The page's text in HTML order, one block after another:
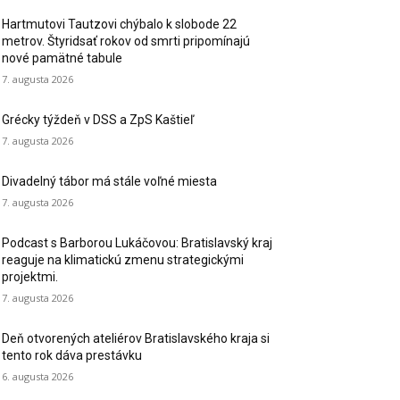
Hartmutovi Tautzovi chýbalo k slobode 22
metrov. Štyridsať rokov od smrti pripomínajú
nové pamätné tabule
7. augusta 2026
Grécky týždeň v DSS a ZpS Kaštieľ
7. augusta 2026
Divadelný tábor má stále voľné miesta
7. augusta 2026
Podcast s Barborou Lukáčovou: Bratislavský kraj
reaguje na klimatickú zmenu strategickými
projektmi.
7. augusta 2026
Deň otvorených ateliérov Bratislavského kraja si
tento rok dáva prestávku
6. augusta 2026